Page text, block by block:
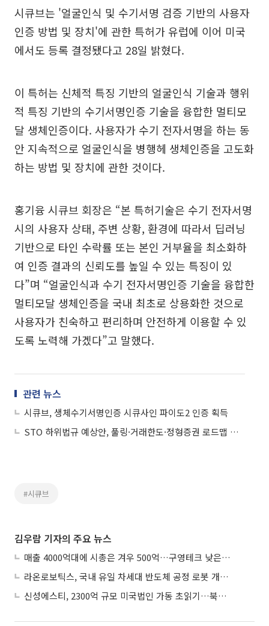
시큐브는 '얼굴인식 및 수기서명 검증 기반의 사용자
인증 방법 및 장치'에 관한 특허가 유럽에 이어 미국
에서도 등록 결정됐다고 28일 밝혔다.
이 특허는 신체적 특징 기반의 얼굴인식 기술과 행위
적 특징 기반의 수기서명인증 기술을 융합한 멀티모
달 생체인증이다. 사용자가 수기 전자서명을 하는 동
안 지속적으로 얼굴인식을 병행헤 생체인증을 고도화
하는 방법 및 장치에 관한 것이다.
홍기융 시큐브 회장은 “본 특허기술은 수기 전자서명
시의 사용자 상태, 주변 상황, 환경에 따라서 딥러닝
기반으로 타인 수락률 또는 본인 거부율을 최소화하
여 인증 결과의 신뢰도를 높일 수 있는 특징이 있
다”며 “얼굴인식과 수기 전자서명인증 기술을 융합한
멀티모달 생체인증을 국내 최초로 상용화한 것으로
사용자가 친숙하고 편리하며 안전하게 이용할 수 있
도록 노력해 가겠다”고 말했다.
관련 뉴스
시큐브, 생체수기서명인증 시큐사인 파이도2 인증 획득
STO 하위법규 예상안, 풀링·거래한도·정형증권 로드맵 제시
#시큐브
김우람 기자의 주요 뉴스
매출 4000억대에 시총은 겨우 500억…구영테크 낮은 몸값에 저가 승계 마무리
라온로보틱스, 국내 유일 차세대 반도체 공정 로봇 개발 ‘고객사 테스트 진행’
신성에스티, 2300억 규모 미국법인 가동 초읽기…북미 ESS 공략 본격화